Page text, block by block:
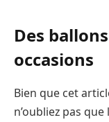
Des
occasions
Bien que cet
n’oubliez pas